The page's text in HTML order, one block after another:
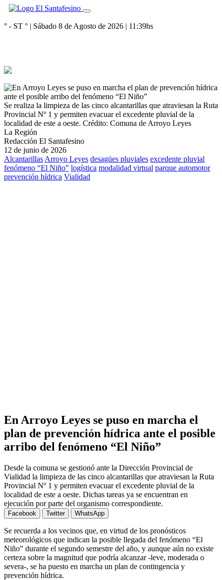
° - ST ° | Sábado 8 de Agosto de 2026 | 11:39hs
Se realiza la limpieza de las cinco alcantarillas que atraviesan la Ruta
Provincial Nº 1 y permiten evacuar el excedente pluvial de la
localidad de este a oeste. Crédito: Comuna de Arroyo Leyes
La Región
Redacción El Santafesino
12 de junio de 2026
Alcantarillas Arroyo Leyes desagües pluviales excedente pluvial
fenómeno “El Niño” logística modalidad virtual parque automotor
prevención hídrica Vialidad
En Arroyo Leyes se puso en marcha el
plan de prevención hídrica ante el posible
arribo del fenómeno “El Niño”
Desde la comuna se gestionó ante la Dirección Provincial de
Vialidad la limpieza de las cinco alcantarillas que atraviesan la Ruta
Provincial Nº 1 y permiten evacuar el excedente pluvial de la
localidad de este a oeste. Dichas tareas ya se encuentran en
ejecución por parte del organismo correspondiente.
Facebook Twitter WhatsApp
Se recuerda a los vecinos que, en virtud de los pronósticos
meteorológicos que indican la posible llegada del fenómeno “El
Niño” durante el segundo semestre del año, y aunque aún no existe
certeza sobre la magnitud que podría alcanzar -leve, moderada o
severa-, se ha puesto en marcha un plan de contingencia y
prevención hídrica.